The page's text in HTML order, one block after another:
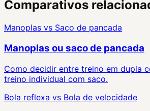
Comparativos
Manoplas vs Saco de pancada
Manoplas ou saco de pancada
Como decidir entre treino em dupla
treino individual com saco.
Bola reflexa vs Bola de velocidade